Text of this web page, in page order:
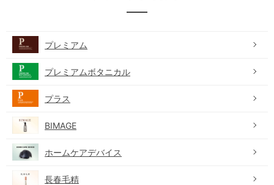
プレミアム
プレミアムボタニカル
プラス
BIMAGE
ホームケアデバイス
長春毛精